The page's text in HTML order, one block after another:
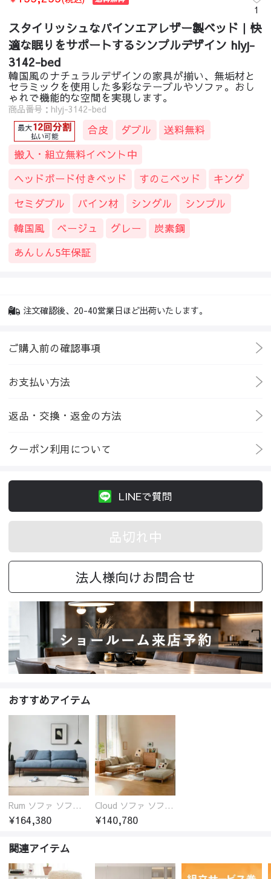
1
スタイリッシュなパインエアレザー製ベッド｜快
適な眠りをサポートするシンプルデザイン hlyj-
3142-bed
韓国風のナチュラルデザインの家具が揃い、無垢材と
セラミックを使用した多彩なテーブルやソファ。おし
ゃれで機能的な空間を実現します。
商品番号：hlyj-3142-bed
合皮 ダブル
送料無料
搬入・組立無料イベント中
ヘッドボード付きベッド
すのこベッド
キング
セミダブル
パイン材 シングル
シンプル
韓国風
ベージュ グレー
炭素鋼
あんしん5年保証
注文確認後、20-40営業日ほど出荷いたします。
ご購入前の確認事項
お支払い方法
返品・交換・返金の方法
クーポン利用について
LINEで質問
品切れ中
法人様向けお問合せ
おすすめアイテム
Rum ソファ ソファー おしゃれ 1人掛け～4人掛け ウォールナットorオーク材フレーム 西海岸風 肘掛
¥164,380
Cloud ソファ ソファーおしゃれ 1人掛け～3人掛け チェリー材フレーム 木製 北欧 おしゃれ 5カラー 自由レイアウト
¥140,780
関連アイテム